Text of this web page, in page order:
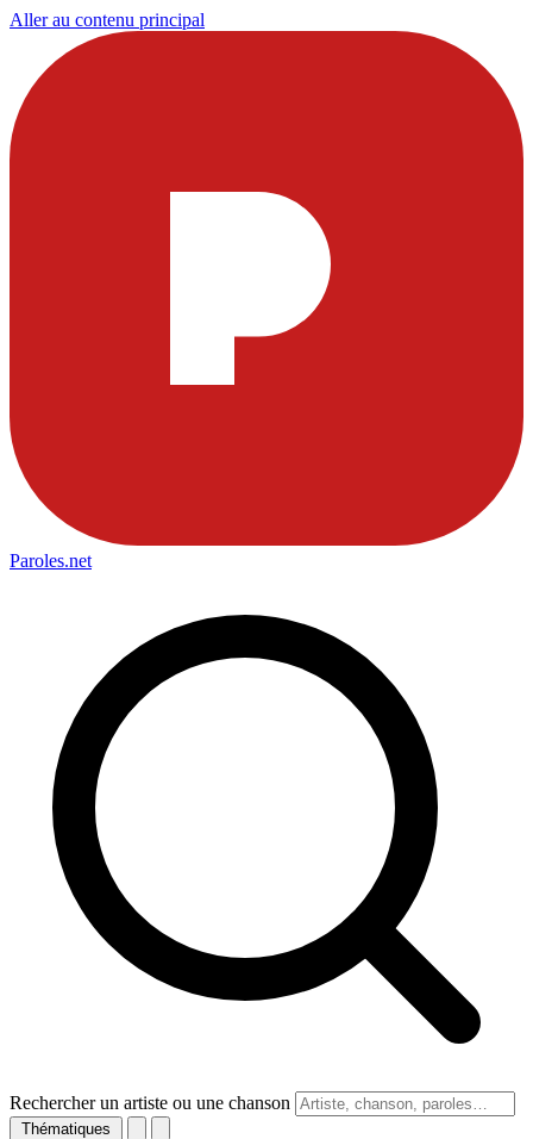
Aller au contenu principal
Paroles.net
Rechercher un artiste ou une chanson
Thématiques